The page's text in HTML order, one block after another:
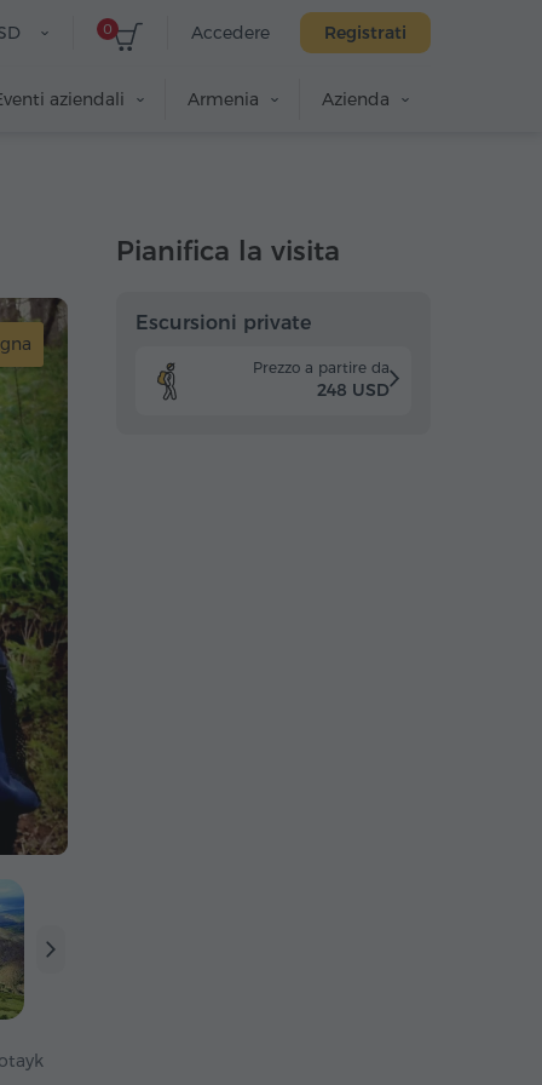
Accedere Registrati
0
aziendali Armenia Azienda
Pianifica la visita
Escursioni private
Prezzo a partire da
248 USD